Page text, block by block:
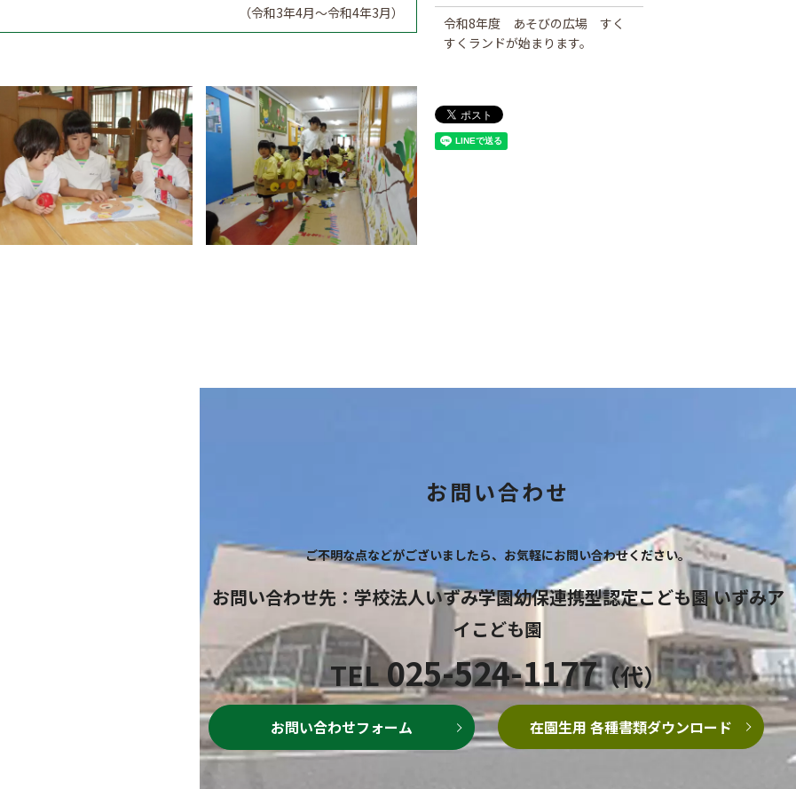
（令和3年4月～令和4年3月）
令和8年度 あそびの広場 すく
すくランドが始まります。
お問い合わせ
ご不明な点などがございましたら、 お気軽にお問い合わせください。
お問い合わせ先 ： 学校法人いずみ学園幼保連携型認定こども園いずみア
イこども園
TEL025-524-1177（代）
お問い合わせフォーム 在園生用 各種書類ダウンロード